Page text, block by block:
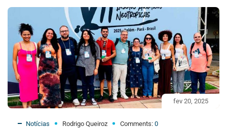
fev 20, 2025
Notícias Rodrigo Queiroz Comments: 0